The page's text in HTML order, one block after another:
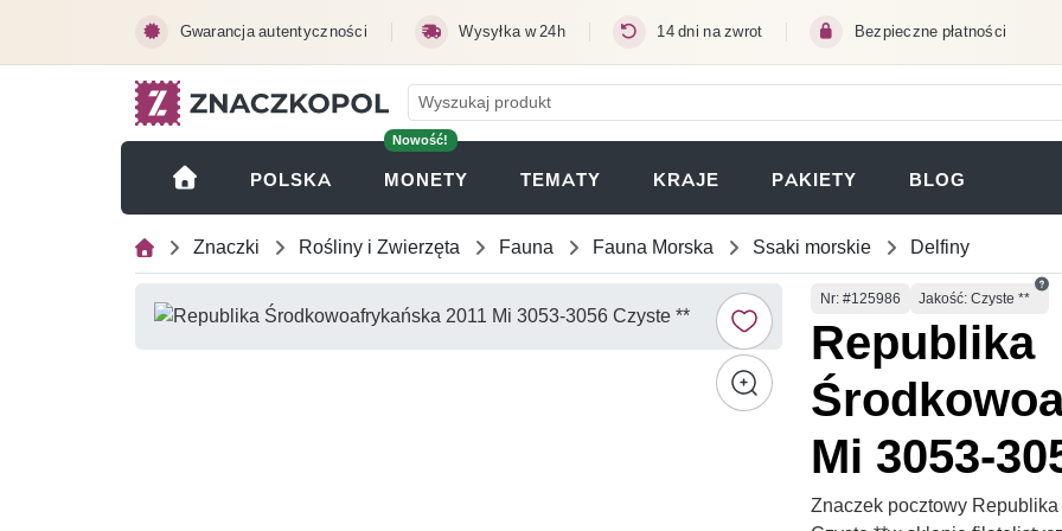
Gwarancja autentyczności Wysyłka w 24h 14 dni na zwrot Bezpieczne płatności
POLSKA
Nowość!
MONETY (OTWIERA SIĘ W NOWEJ KARCIE)
TEMATY KRAJE PAKIETY BLOG
Znaczki Rośliny i Zwierzęta Fauna Fauna Morska Ssaki morskie Delfiny
Numer
Nr: #125986 Jakość: Czyste **
Republika
Mi 3053-
Znaczek pocztowy